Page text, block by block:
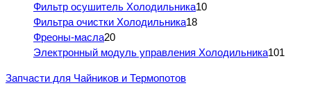
Фильтр осушитель Холодильника10
Фильтра очистки Холодильника18
Фреоны-масла20
Электронный модуль управления Холодильника101
Запчасти для Чайников и Термопотов